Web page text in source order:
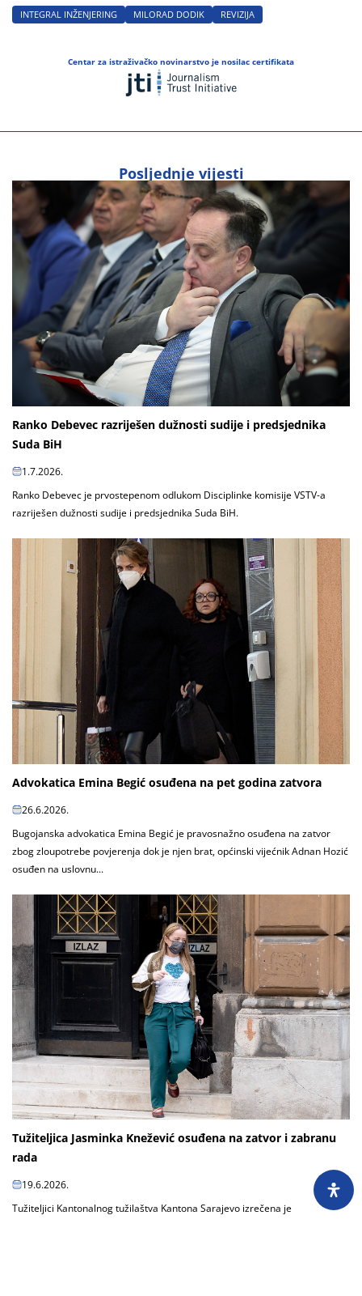
INTEGRAL INŽENJERING MILORAD DODIK REVIZIJA
Centar za istraživačko novinarstvo je nosilac certifikata
Posljednje vijesti
Ranko Debevec razriješen dužnosti sudije i predsjednika
Suda BiH
1.7.2026.
Ranko Debevec je prvostepenom odlukom Disciplinke komisije VSTV-a
razriješen dužnosti sudije i predsjednika Suda BiH.
Advokatica Emina Begić osuđena na pet godina zatvora
26.6.2026.
Bugojanska advokatica Emina Begić je pravosnažno osuđena na zatvor
zbog zloupotrebe povjerenja dok je njen brat, općinski vijećnik Adnan Hozić
osuđen na uslovnu...
Tužiteljica Jasminka Knežević osuđena na zatvor i zabranu
rada
19.6.2026.
Tužiteljici Kantonalnog tužilaštva Kantona Sarajevo izrečena je